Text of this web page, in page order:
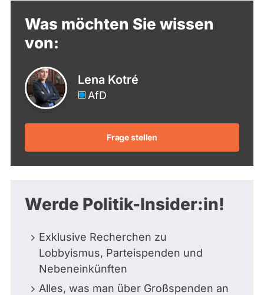
Was möchten Sie wissen
von:
Lena Kotré
AfD
Frage stellen
Werde Politik-Insider:in!
Exklusive Recherchen zu
Lobbyismus, Parteispenden und
Nebeneinkünften
Alles, was man über Großspenden an